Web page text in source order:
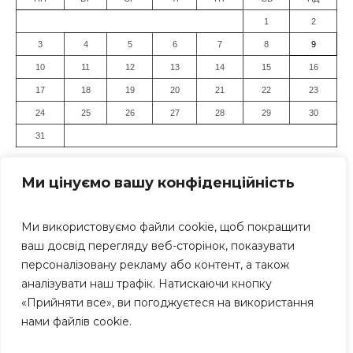
Ми цінуємо вашу конфіденційність
Ми використовуємо файли cookie, щоб покращити
ваш досвід перегляду веб-сторінок, показувати
персоналізовану рекламу або контент, а також
аналізувати наш трафік. Натискаючи кнопку
«Прийняти все», ви погоджуєтеся на використання
нами файлів cookie.
1 2
3 4 5 6 7 8 9
10 11 12 13 14 15 16
17 18 19 20 21 22 23
24 25 26 27 28 29 30
31
Засновник: Громадська організація "Дніпровський Прес-
Клуб" Всі права захищені. Використання матеріалів